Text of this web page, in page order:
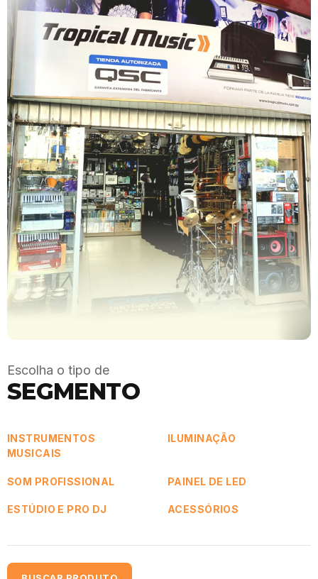
Escolha o tipo de
SEGMENTO
INSTRUMENTOS
MUSICAIS
ILUMINAÇÃO
SOM PROFISSIONAL PAINEL DE LED
ESTÚDIO E PRO DJ ACESSÓRIOS